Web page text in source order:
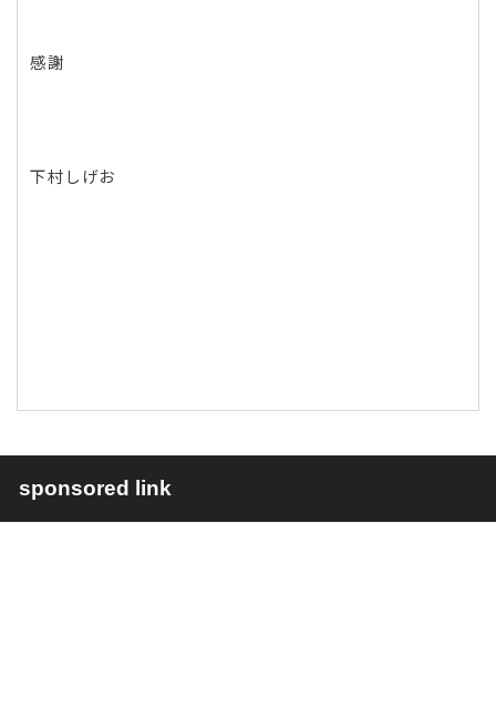
感謝
下村しげお
sponsored link